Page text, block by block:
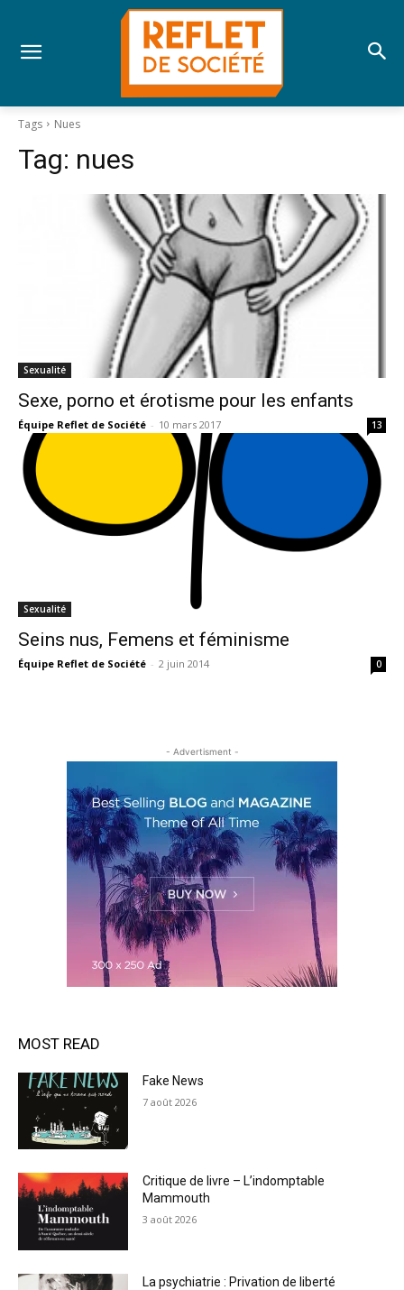
Tags Nues
Tag: nues
Sexualité
Sexe, porno et érotisme pour les enfants
Équipe Reflet de Société - 10 mars 2017 13
Sexualité
Seins nus, Femens et féminisme
Équipe Reflet de Société - 2 juin 2014 0
- Advertisment -
MOST READ
Fake News
7 août 2026
Critique de livre – L’indomptable
Mammouth
3 août 2026
La psychiatrie : Privation de liberté